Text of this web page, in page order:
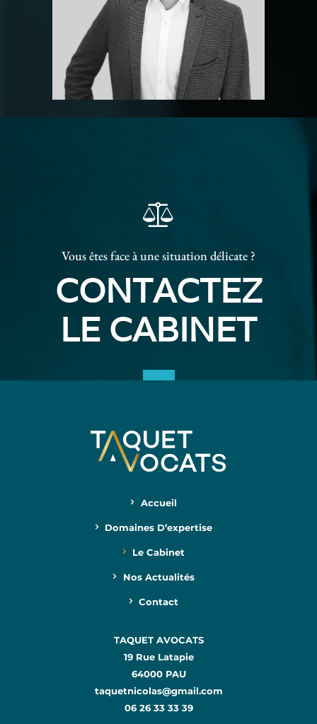
Vous êtes face à une situation délicate ?
CONTACTEZ
LE CABINET
Accueil
Domaines D’expertise
Le Cabinet
Nos Actualités
Contact
TAQUET AVOCATS
19 Rue Latapie
64000 PAU
taquetnicolas@gmail.com
06 26 33 33 39